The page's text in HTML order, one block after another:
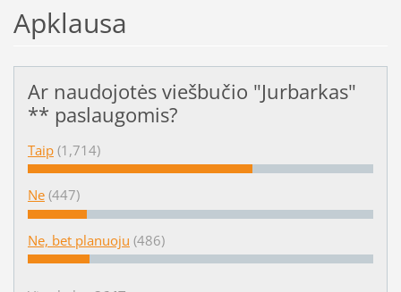
Apklausa
Ar naudojotės viešbučio "Jurbarkas"
** paslaugomis?
Taip (1,714)
Ne (447)
Ne, bet planuoju (486)